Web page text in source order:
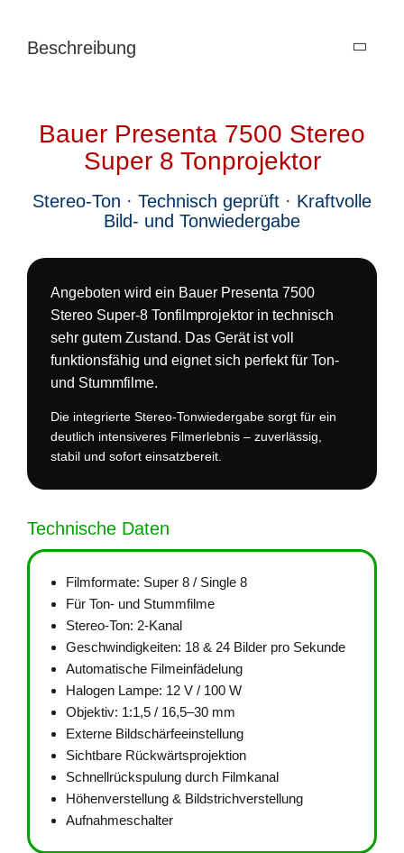
Beschreibung
Bauer Presenta 7500 Stereo
Super 8 Tonprojektor
Stereo-Ton · Technisch geprüft · Kraftvolle
Bild- und Tonwiedergabe
Angeboten wird ein Bauer Presenta 7500
Stereo Super-8 Tonfilmprojektor in technisch
sehr gutem Zustand. Das Gerät ist voll
funktionsfähig und eignet sich perfekt für Ton-
und Stummfilme.
Die integrierte Stereo-Tonwiedergabe sorgt für ein
deutlich intensiveres Filmerlebnis – zuverlässig,
stabil und sofort einsatzbereit.
Technische Daten
Filmformate: Super 8 / Single 8
Für Ton- und Stummfilme
Stereo-Ton: 2-Kanal
Geschwindigkeiten: 18 & 24 Bilder pro Sekunde
Automatische Filmeinfädelung
Halogen Lampe: 12 V / 100 W
Objektiv: 1:1,5 / 16,5–30 mm
Externe Bildschärfeeinstellung
Sichtbare Rückwärtsprojektion
Schnellrückspulung durch Filmkanal
Höhenverstellung & Bildstrichverstellung
Aufnahmeschalter